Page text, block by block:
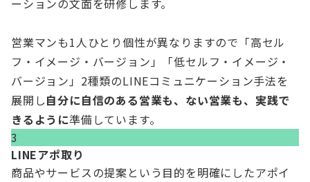
ーションの文面を研修します。
営業マンも1人ひとり個性が異なりますので「高セル
フ・イメージ・バージョン」「低セルフ・イメージ・
バージョン」2種類のLINEコミュニケーション手法を
展開し自分に自信のある営業も、ない営業も、実践で
きるように準備しています。
3
LINEアポ取り
商品やサービスの提案という目的を明確にしたアポイ